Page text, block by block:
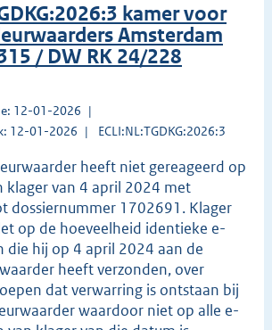
kamer voor
Amsterdam
/ DW RK 24/228
12-01-2026
12-01-2026
ECLI:NL:TGDKG:2026:3
heeft niet gereageerd op
klager van 4 april 2024 met
dossiernummer 1702691. Klager
op de hoeveelheid identieke e-
die hij op 4 april 2024 aan de
heeft verzonden, over
dat verwarring is ontstaan bij
waardoor niet op alle e-